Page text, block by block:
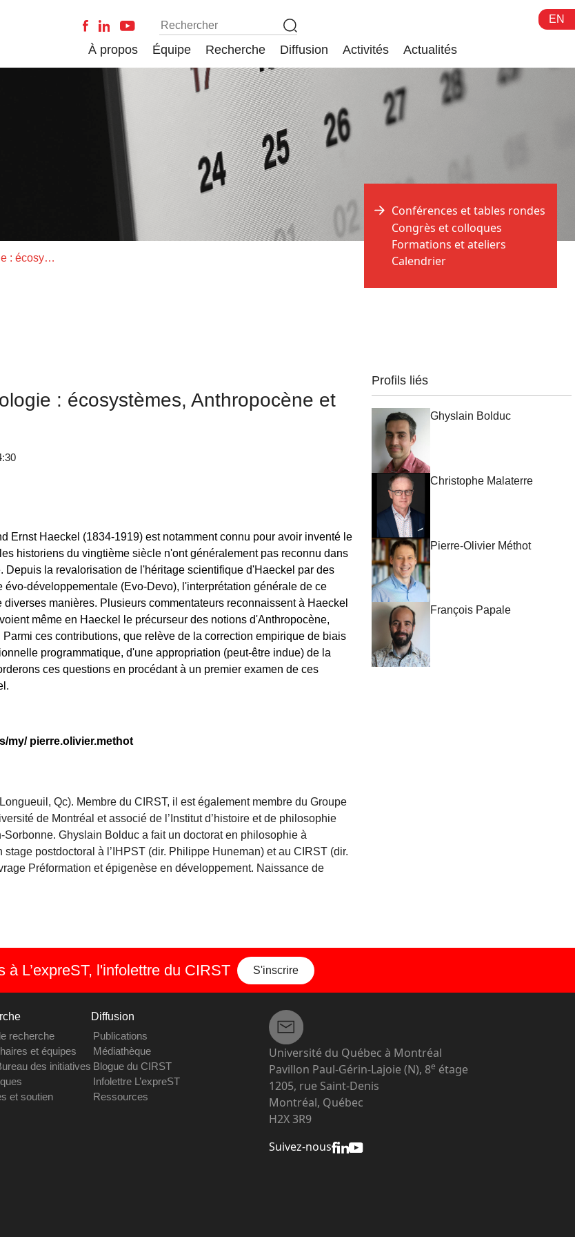
EN
À propos Équipe Recherche Diffusion Activités Actualités
Ernst Haeckel et l’écologie : écosystèmes, Anthropocène et écocentrisme
Conférences et tables rondes
Congrès et colloques
Formations et ateliers
Calendrier
: écosystèmes, Anthropocène et
Haeckel (1834-1919) est notamment connu pour avoir inventé le
historiens du vingtième siècle n'ont généralement pas reconnu dans
Depuis la revalorisation de l'héritage scientifique d'Haeckel par des
développementale (Evo-Devo), l'interprétation générale de ce
manières. Plusieurs commentateurs reconnaissent à Haeckel
même en Haeckel le précurseur des notions d'Anthropocène,
ces contributions, que relève de la correction empirique de biais
programmatique, d'une appropriation (peut-être indue) de la
ces questions en procédant à un premier examen de ces
my/ pierre.olivier.methot
Qc). Membre du CIRST, il est également membre du Groupe
de Montréal et associé de l’Institut d’histoire et de philosophie
Ghyslain Bolduc a fait un doctorat en philosophie à
postdoctoral à l’IHPST (dir. Philippe Huneman) et au CIRST (dir.
Préformation et épigenèse en développeme nt. Naissance de
Profils liés
Ghyslain Bolduc
Christophe Malaterre
Pierre-Olivier Méthot
François Papale
à L’expreST, l'infolettre du CIRST S'inscrire
recherche
et équipes
des initiatives
et soutien
Diffusion
Publications
Médiathèque
Blogue du CIRST
Infolettre L’expreST
Ressources
Université du Québec à Montréal
Pavillon Paul-Gérin-Lajoie (N), 8e étage
1205, rue Saint-Denis
Montréal, Québec
H2X 3R9
Suivez-nous